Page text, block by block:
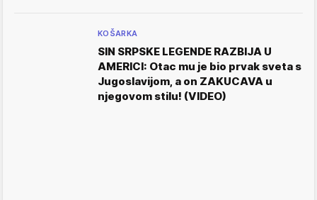
KOŠARKA
SIN SRPSKE LEGENDE RAZBIJA U
AMERICI: Otac mu je bio prvak sveta s
Jugoslavijom, a on ZAKUCAVA u
njegovom stilu! (VIDEO)